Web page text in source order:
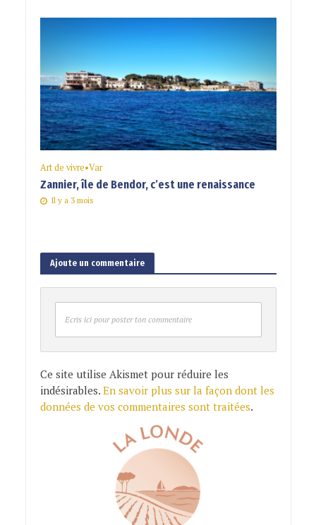
Art de vivre•Var
Zannier, île de Bendor, c’est une renaissance
Il y a 3 mois
Ajoute un commentaire
Ecris ici pour poster ton commentaire
Ce site utilise Akismet pour réduire les
indésirables. En savoir plus sur la façon dont les
données de vos commentaires sont traitées.